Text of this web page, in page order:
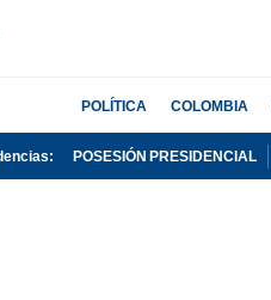
POLÍTICA COLOMBIA
POSESIÓN PRESIDENCIAL